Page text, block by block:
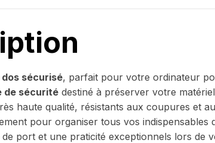
dos sécurisé, parfait pour votre ordinateur
de sécurité destiné à préserver votre
haute qualité, résistants aux coupures et
pour organiser tous vos indispensables
port et une praticité exceptionnels lors de